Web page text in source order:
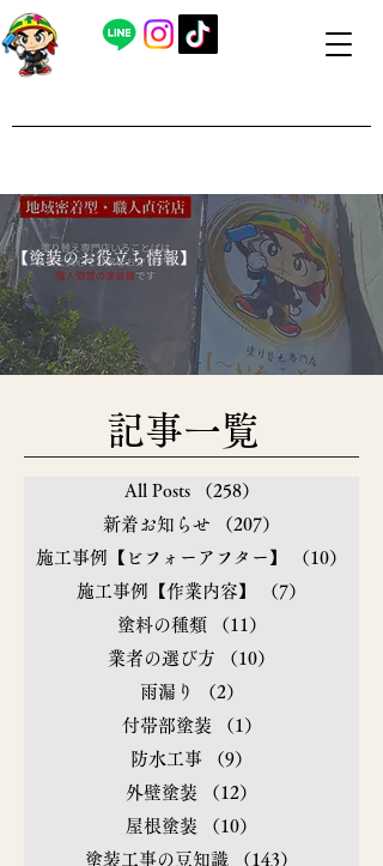
​【塗装のお役立ち情報】
​記事一覧
All Posts （258）
新着お知らせ
（207）
施工事例【ビフォーアフター】
（10）
施工事例【作業内容】
（7）
塗料の種類
（11）
業者の選び方
（10）
雨漏り
（2）
付帯部塗装
（1）
防水工事
（9）
外壁塗装
（12）
屋根塗装
（10）
塗装工事の豆知識
（143）